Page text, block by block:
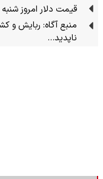
قیمت دلار امروز شنبه ۱۷ مرداد ۱۴۰۵ / دلار در بازار آزاد چند شد؟
منبع آگاه: ربایش و
ناپدید…